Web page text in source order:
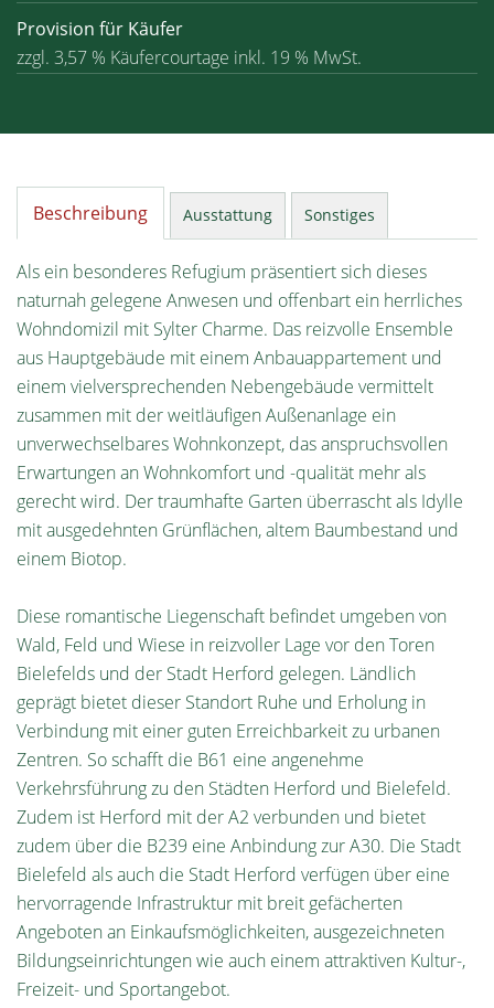
Provision für Käufer
zzgl. 3,57 % Käufercourtage inkl. 19 % MwSt.
Beschreibung Ausstattung Sonstiges
Als ein besonderes Refugium präsentiert sich dieses
naturnah gelegene Anwesen und offenbart ein herrliches
Wohndomizil mit Sylter Charme. Das reizvolle Ensemble
aus Hauptgebäude mit einem Anbauappartement und
einem vielversprechenden Nebengebäude vermittelt
zusammen mit der weitläufigen Außenanlage ein
unverwechselbares Wohnkonzept, das anspruchsvollen
Erwartungen an Wohnkomfort und -qualität mehr als
gerecht wird. Der traumhafte Garten überrascht als Idylle
mit ausgedehnten Grünflächen, altem Baumbestand und
einem Biotop.
Diese romantische Liegenschaft befindet umgeben von
Wald, Feld und Wiese in reizvoller Lage vor den Toren
Bielefelds und der Stadt Herford gelegen. Ländlich
geprägt bietet dieser Standort Ruhe und Erholung in
Verbindung mit einer guten Erreichbarkeit zu urbanen
Zentren. So schafft die B61 eine angenehme
Verkehrsführung zu den Städten Herford und Bielefeld.
Zudem ist Herford mit der A2 verbunden und bietet
zudem über die B239 eine Anbindung zur A30. Die Stadt
Bielefeld als auch die Stadt Herford verfügen über eine
hervorragende Infrastruktur mit breit gefächerten
Angeboten an Einkaufsmöglichkeiten, ausgezeichneten
Bildungseinrichtungen wie auch einem attraktiven Kultur-,
Freizeit- und Sportangebot.